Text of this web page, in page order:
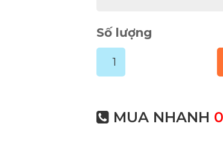
Số lượng
MUA NHANH